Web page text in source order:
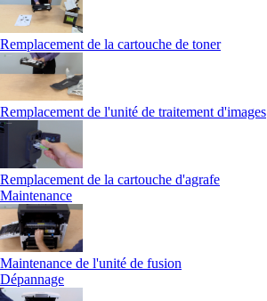
Remplacement de la cartouche de toner
Remplacement de l'unité de traitement d'images
Remplacement de la cartouche d'agrafe
Maintenance
Maintenance de l'unité de fusion
Dépannage